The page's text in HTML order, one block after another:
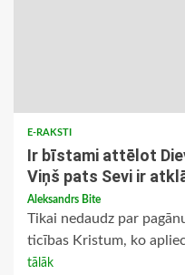
E-RAKSTI
Ir bīstami attēlot
Viņš pats Sevi ir
Aleksandrs Bite
Tikai nedaudz par
ticības Kristum, ko
tālāk